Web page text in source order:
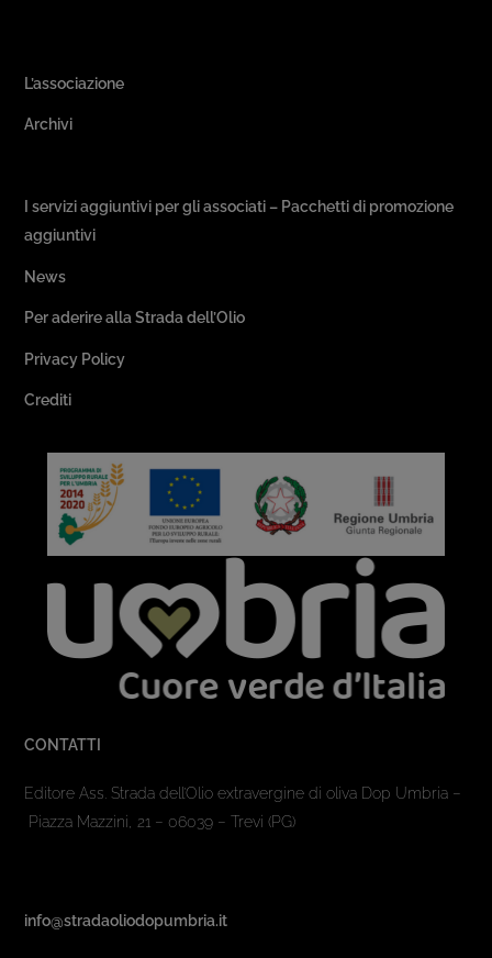
L’associazione
Archivi
I servizi aggiuntivi per gli associati – Pacchetti di promozione
aggiuntivi
News
Per aderire alla Strada dell’Olio
Privacy Policy
Crediti
CONTATTI
Editore Ass. Strada dell’Olio extravergine di oliva Dop Umbria –
Piazza Mazzini, 21 – 06039 – Trevi (PG)
info@stradaoliodopumbria.it